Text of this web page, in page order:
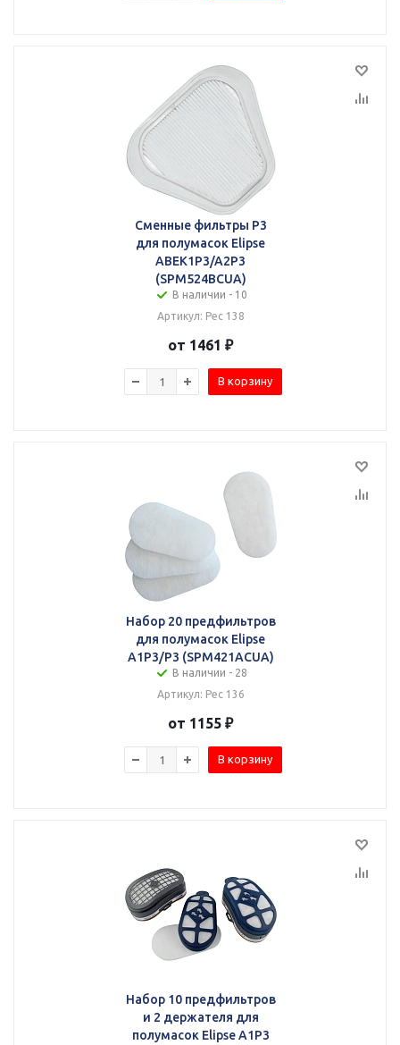
Сменные фильтры P3
для полумасок Elipse
ABEK1P3/A2P3
(SPM524BCUA)
В наличии - 10
Артикул: Рес 138
от 1461 ₽
В корзину
Набор 20 предфильтров
для полумасок Elipse
A1P3/P3 (SPM421ACUA)
В наличии - 28
Артикул: Рес 136
от 1155 ₽
В корзину
Набор 10 предфильтров
и 2 держателя для
полумасок Elipse A1P3